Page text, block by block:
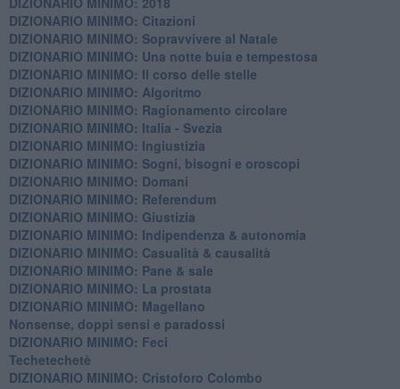
DIZIONARIO MINIMO: Citazioni
DIZIONARIO MINIMO: ​Sopravvivere al Natale
DIZIONARIO MINIMO: ​Una notte buia e tempestosa
DIZIONARIO MINIMO: Il corso delle stelle
DIZIONARIO MINIMO: Algoritmo
DIZIONARIO MINIMO: Ragionamento circolare
DIZIONARIO MINIMO: Italia - Svezia
DIZIONARIO MINIMO: ​Ingiustizia
DIZIONARIO MINIMO: ​Sogni, bisogni e oroscopi
DIZIONARIO MINIMO: Domani
DIZIONARIO MINIMO: Referendum
DIZIONARIO MINIMO: Giustizia
DIZIONARIO MINIMO: ​Indipendenza & autonomia
DIZIONARIO MINIMO: ​Casualità & causalità
​DIZIONARIO MINIMO: Pane & sale
DIZIONARIO MINIMO: La prostata
​DIZIONARIO MINIMO: Magellano
Nonsense, doppi sensi e paradossi
DIZIONARIO MINIMO: Feci
Techetechetè
DIZIONARIO MINIMO: Cristoforo Colombo